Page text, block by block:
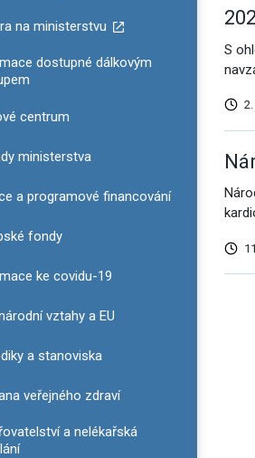
na ministerstvu
pro Informace dostupné
dostupné dálkovým
pro Tiskové centrum
centrum
pro Agendy ministerstva
ministerstva
pro Dotace a programové
a programové financování
pro Evropské fondy
fondy
pro Informace ke covidu-19
ke covidu-19
pro Mezinárodní vztahy a EU
vztahy a EU
pro Metodiky a stanoviska
a stanoviska
pro Ochrana veřejného zdraví
veřejného zdraví
pro Ošetřovatelství a nelékařská
a nelékařská
S